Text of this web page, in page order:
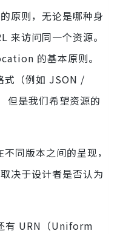
原则，无论是哪种身
来访问同一个资源。
的基本原则。
式（例如 JSON /
是我们希望资源的
同版本之间的呈现，
决于设计者是否认为
有 URN（Uniform